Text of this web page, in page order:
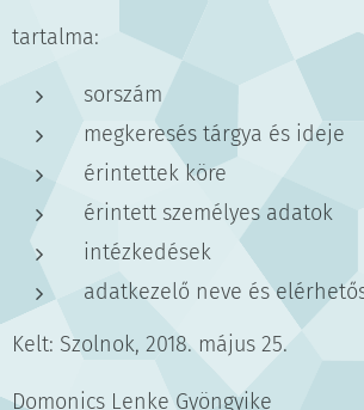
tartalma:
sorszám
megkeresés tárgya és ideje
érintettek köre
érintett személyes adatok
intézkedések
adatkezelő neve és
Kelt: Szolnok, 2018. május 25.
Domonics Lenke Gyöngyike